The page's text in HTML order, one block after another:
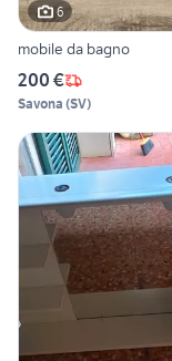
6
mobile da bagno
200 €
Savona (SV)